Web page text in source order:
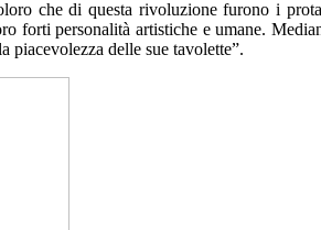
che di questa rivoluzione furono i
forti personalità artistiche e umane.
piacevolezza delle sue tavolette”.